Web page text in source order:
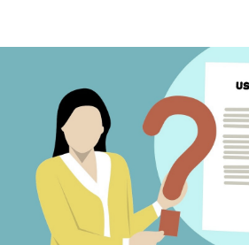
BLOG
CONTATTI
MATERIALI GRATUITI